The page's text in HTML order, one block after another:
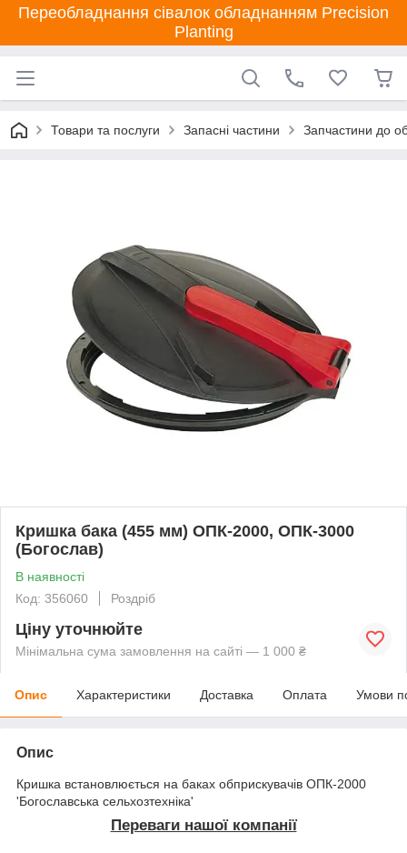
Переобладнання сівалок обладнанням Precision
Planting
Товари та послуги Запасні частини Запчастини до
Кришка бака (455 мм) ОПК-2000, ОПК-3000
(Богослав)
В наявності
Код: 356060
Роздріб
Ціну уточнюйте
Мінімальна сума замовлення на сайті — 1 000 ₴
Опис Характеристики Доставка Оплата Умови
Опис
Кришка встановлюється на баках обприскувачів ОПК-2000
'Богославська сельхозтехніка'
Переваги нашої компанії